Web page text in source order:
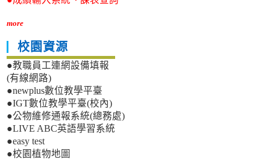
more
校園資源
●教職員工連網設備填報
(有線網路)
●newplus數位教學平臺
●IGT數位教學平臺(校內)
●公物維修通報系統(總務處)
●LIVE ABC英語學習系統
●easy test
●校園植物地圖